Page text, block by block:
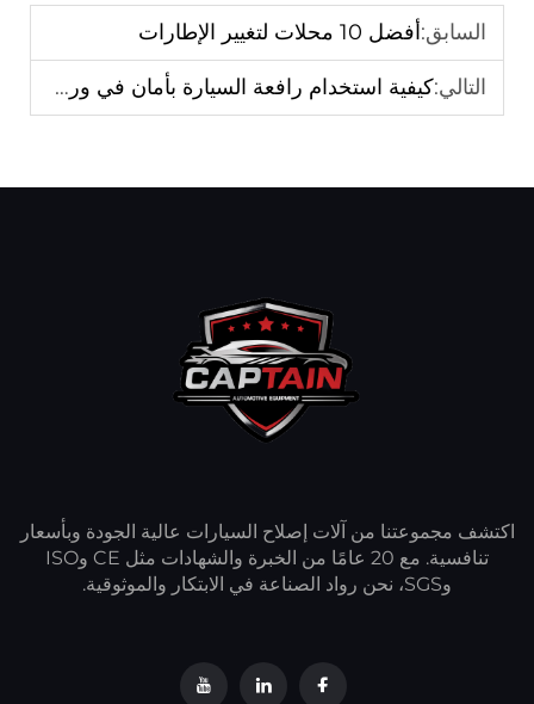
السابق:أفضل 10 محلات لتغيير الإطارات
التالي:كيفية استخدام رافعة السيارة بأمان في ورشتك
اكتشف مجموعتنا من آلات إصلاح السيارات عالية الجودة وبأسعار
تنافسية. مع 20 عامًا من الخبرة والشهادات مثل CE وISO
وSGS، نحن رواد الصناعة في الابتكار والموثوقية.